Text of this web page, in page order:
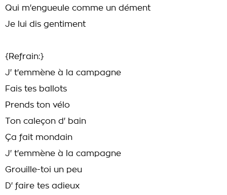
Qui m'engueule comme un dément
Je lui dis gentiment
{Refrain:}
J' t'emmène à la campagne
Fais tes ballots
Prends ton vélo
Ton caleçon d' bain
Ça fait mondain
J' t'emmène à la campagne
Grouille-toi un peu
D' faire tes adieux